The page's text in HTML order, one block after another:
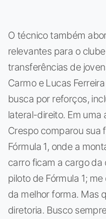
O técnico também
relevantes para o
transferências de
Carmo e Lucas
busca por reforços,
lateral-direito. Em uma
Crespo comparou sua
Fórmula 1, onde a
carro ficam a cargo da
piloto de Fórmula 1;
da melhor forma. Mas
diretoria. Busco